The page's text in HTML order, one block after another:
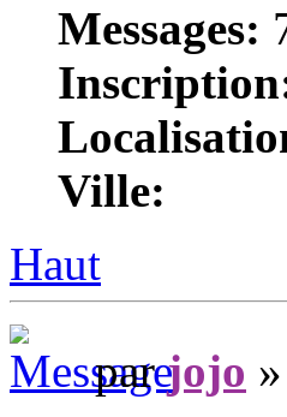
Messages:
Ville:
Haut
parjojo